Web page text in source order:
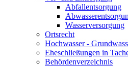
Abfallentsorgung
Wasserversorgung
Ortsrecht
Hochwasser -
Eheschließungen in
Behördenverzeichnis